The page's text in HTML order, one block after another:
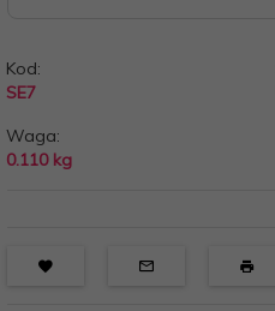
Kod:
SE7
Waga:
0.110 kg